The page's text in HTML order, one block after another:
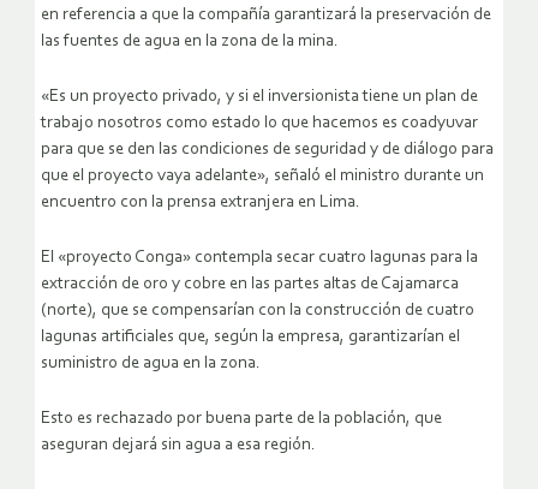
en referencia a que la compañía garantizará la preservación de
las fuentes de agua en la zona de la mina.
«Es un proyecto privado, y si el inversionista tiene un plan de
trabajo nosotros como estado lo que hacemos es coadyuvar
para que se den las condiciones de seguridad y de diálogo para
que el proyecto vaya adelante», señaló el ministro durante un
encuentro con la prensa extranjera en Lima.
El «proyecto Conga» contempla secar cuatro lagunas para la
extracción de oro y cobre en las partes altas de Cajamarca
(norte), que se compensarían con la construcción de cuatro
lagunas artificiales que, según la empresa, garantizarían el
suministro de agua en la zona.
Esto es rechazado por buena parte de la población, que
aseguran dejará sin agua a esa región.